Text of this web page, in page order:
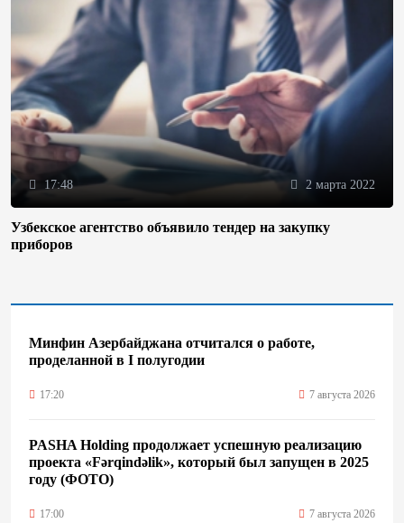
17:48 2 марта 2022
Узбекское агентство объявило тендер на закупку
приборов
Минфин Азербайджана отчитался о работе,
проделанной в I полугодии
17:20 7 августа 2026
PASHA Holding продолжает успешную реализацию
проекта «Fərqindəlik», который был запущен в 2025
году (ФОТО)
17:00 7 августа 2026